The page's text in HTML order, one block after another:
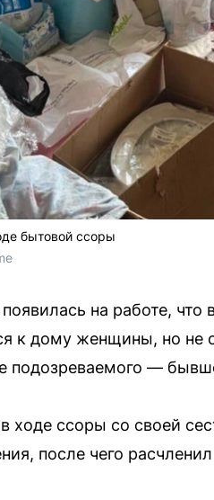
бытовой ссоры
на работе,
к дому женщины, но не
подозреваемого —
ходе ссоры со своей
после чего